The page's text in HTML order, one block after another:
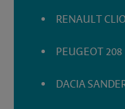
RENAULT CLIO
PEUGEOT 208
DACIA